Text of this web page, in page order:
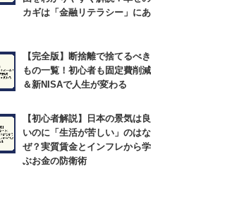
カギは「金融リテラシー」にあ
【完全版】断捨離で捨てるべき
もの一覧！初心者も固定費削減
＆新NISAで人生が変わる
【初心者解説】日本の景気は良
いのに「生活が苦しい」のはな
ぜ？実質賃金とインフレから学
ぶお金の防衛術